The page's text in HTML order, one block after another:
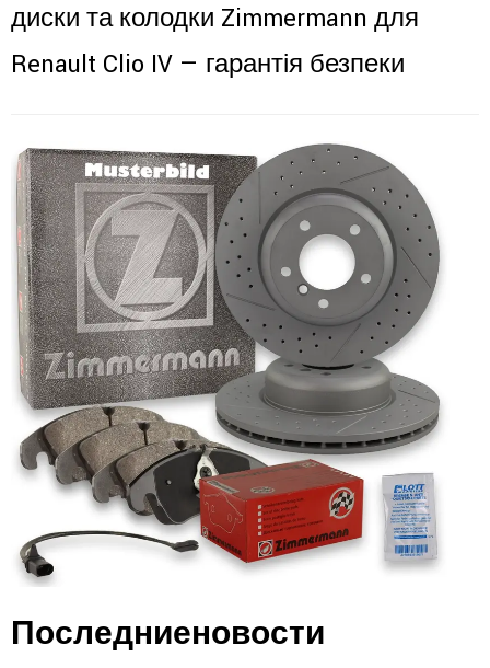
диски та колодки Zimmermann для
Renault Clio IV — гарантія безпеки
Последниеновости